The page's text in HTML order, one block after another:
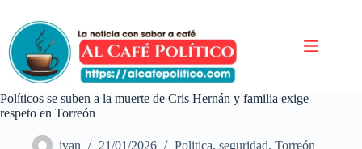
contenido
Políticos se suben a la muerte de Cris Hernán y familia exige
respeto en Torreón
ivan 21/01/2026 Politica, seguridad, Torreón